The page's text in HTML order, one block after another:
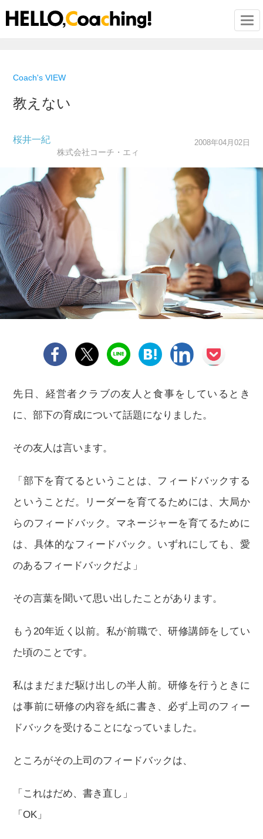
Coach's VIEW
教えない
桜井一紀
株式会社コーチ・エィ
2008年04月02日
先日、経営者クラブの友人と食事をしているとき
に、部下の育成について話題になりました。
その友人は言います。
「部下を育てるということは、フィードバックする
ということだ。リーダーを育てるためには、大局か
らのフィードバック。マネージャーを育てるために
は、具体的なフィードバック。いずれにしても、愛
のあるフィードバックだよ」
その言葉を聞いて思い出したことがあります。
もう20年近く以前。私が前職で、研修講師をしてい
た頃のことです。
私はまだまだ駆け出しの半人前。研修を行うときに
は事前に研修の内容を紙に書き、必ず上司のフィー
ドバックを受けることになっていました。
ところがその上司のフィードバックは、
「これはだめ、書き直し」
「OK」